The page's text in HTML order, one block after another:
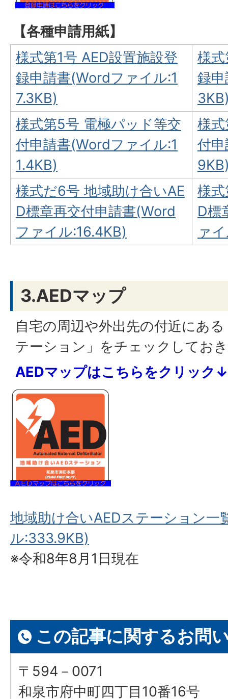
【各種申請用紙】
様式第1号 AED設置施設登
録申請書(Wordファイル:1
7.3KB)
様
録
様式第5号 電極パッド等交
付申請書(Wordファイル:1
1.4KB)
様
付
様式だ6号 地域助け合いAE
D標章再交付申請書(Word
ファイル:16.4KB)
様
D標
ァ
3.AEDマップ
自宅の周辺や外出先の付近にあ
テーション」をチェックしてお
AEDマップはこちらをクリッ
地域助け合いAEDステーション一
ル:333.9KB)
※令和8年8月1日現在
この記事に関するお問
〒594－0071
和泉市府中町四丁目10番16号